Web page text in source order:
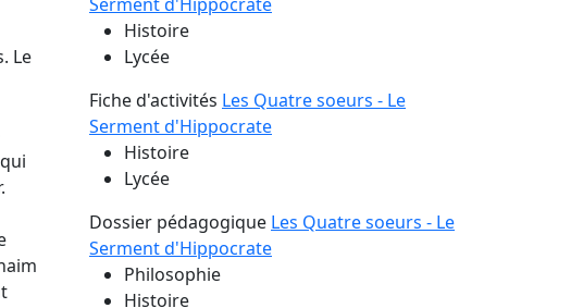
Le
Serment d'Hippocrate
Histoire
Lycée
Fiche d'activités Les Quatre soeurs - Le
Serment d'Hippocrate
Histoire
Lycée
Dossier pédagogique Les Quatre soeurs - Le
Serment d'Hippocrate
Philosophie
Histoire